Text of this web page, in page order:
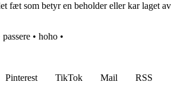
fæt som betyr en beholder eller kar
passere • hoho •
Pinterest TikTok Mail
RSS